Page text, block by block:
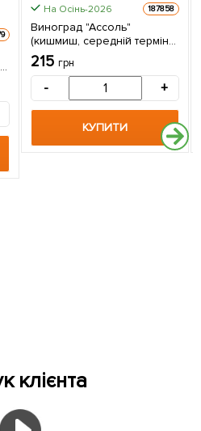
На Осінь-2026 187858
Виноград "Ассоль"
(кишмиш, середній термін
дозрівання, висока
врожайність) 1 саджанець в
215 грн
- +
КУПИТИ
клієнта